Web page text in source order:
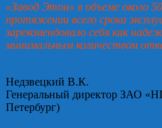
«Завод Этон» в объеме около
протяжении всего срока
зарекомендовало себя как
минимальным количеством
Недзвецкий В.К.
Генеральный директор ЗАО
Петербург)